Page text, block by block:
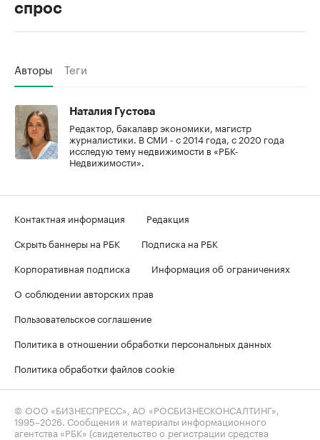
спрос
Авторы Теги
Наталия Густова
Редактор, бакалавр экономики, магистр
журналистики. В СМИ - с 2014 года, с 2020 года
исследую тему недвижимости в «РБК-
Недвижимости».
Контактная информация
Редакция
Скрыть баннеры на РБК
Подписка на РБК
Корпоративная подписка
Информация об ограничениях
О соблюдении авторских прав
Пользовательское соглашение
Политика в отношении обработки персональных данных
Политика обработки файлов cookie
© ООО «БИЗНЕСПРЕСС», АО «РОСБИЗНЕСКОНСАЛТИНГ»,
1995–2026. Сообщения и материалы информационного
агентства «РБК» (свидетельство о регистрации средства